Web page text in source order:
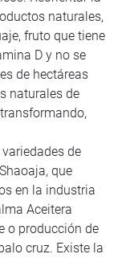
naturales,
fruto que tiene
D y no se
de hectáreas
naturales de
de
que
en la industria
Aceitera
o producción de
cruz. Existe la